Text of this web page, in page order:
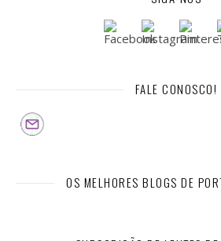
FALE CONOSCO!
OS MELHORES BLOGS DE